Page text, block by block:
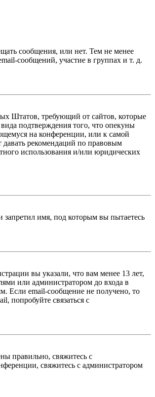
сообщения, или нет. Тем не менее
сообщений, участие в группах и т. д.
Штатов, требующий от сайтов, которые
подтверждения того, что опекуны
на конференции, или к самой
рекомендаций по правовым
использования и/или юридических
имя, под которым вы пытаетесь
вы указали, что вам менее 13 лет,
или администратором до входа в
Если email-сообщение не получено, то
попробуйте связаться с
правильно, свяжитесь с
свяжитесь с администратором